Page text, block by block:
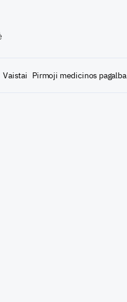
Vaistai Pirmoji medicinos pagalba